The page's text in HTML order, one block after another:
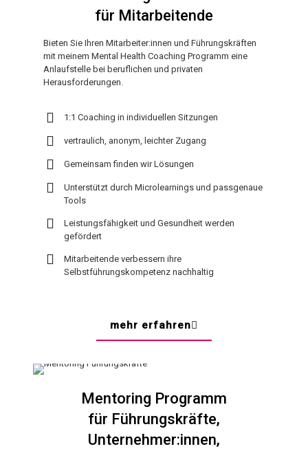
für Mitarbeitende
Bieten Sie Ihren Mitarbeiter:innen und Führungskräften
mit meinem Mental Health Coaching Programm eine
Anlaufstelle bei beruflichen und privaten
Herausforderungen.
1:1 Coaching in individuellen Sitzungen
vertraulich, anonym, leichter Zugang
Gemeinsam finden wir Lösungen
Unterstützt durch Microlearnings und passgenaue
Tools
Leistungsfähigkeit und Gesundheit werden
gefördert
Mitarbeitende verbessern ihre
Selbstführungskompetenz nachhaltig
mehr erfahren
Mentoring Programm
für Führungskräfte,
Unternehmer:innen,